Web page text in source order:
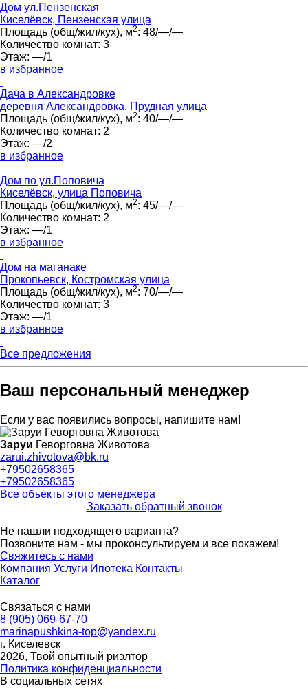
Дом ул.Пензенская
Киселёвск, Пензенская улица
Площадь (общ/жил/кух), м2: 48/—/—
Количество комнат: 3
Этаж: —/1
в избранное
Дача в Александровке
деревня Александровка, Прудная улица
Площадь (общ/жил/кух), м2: 40/—/—
Количество комнат: 2
Этаж: —/2
в избранное
Дом по ул.Поповича
Киселёвск, улица Поповича
Площадь (общ/жил/кух), м2: 45/—/—
Количество комнат: 2
Этаж: —/1
в избранное
Дом на маганаке
Прокопьевск, Костромская улица
Площадь (общ/жил/кух), м2: 70/—/—
Количество комнат: 3
Этаж: —/1
в избранное
Все предложения
Ваш персональный менеджер
Если у вас появились вопросы, напишите нам!
Заруи Геворговна Животова
zarui.zhivotova@bk.ru
+79502658365
+79502658365
Все объекты этого менеджера
Заказать обратный звонок
Не нашли подходящего варианта?
Позвоните нам - мы проконсультируем и все покажем!
Свяжитесь с нами
Компания Услуги Ипотека Контакты
Каталог
Связаться с нами
8 (905) 069-67-70
marinapushkina-top@yandex.ru
г. Киселевск
2026, Твой опытный риэлтор
Политика конфиденциальности
В социальных сетях